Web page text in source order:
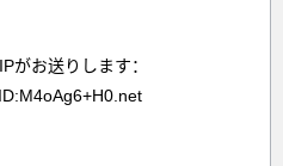
がお送りします：